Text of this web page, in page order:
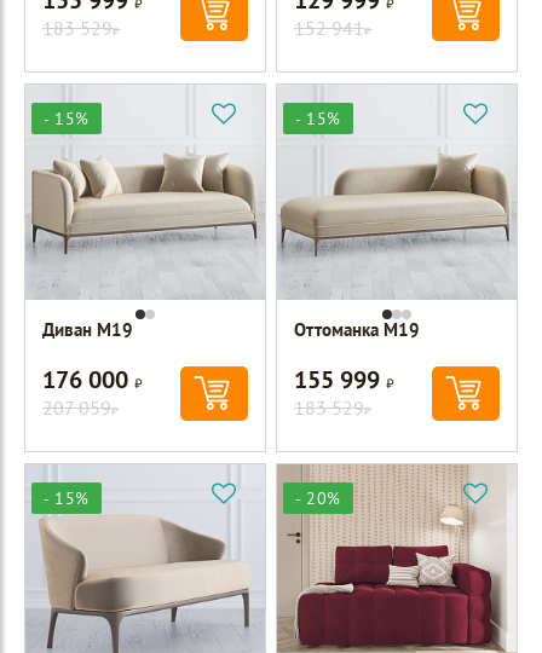
183 529Р 152 941Р
- 15%
Диван M19
176 000Р
207 059Р
- 15%
Оттоманка M19
155 999Р
183 529Р
- 15% - 20%